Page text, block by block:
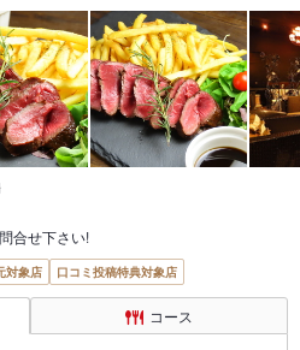
合せ下さい!
対象店 口コミ投稿特典対象店
コース